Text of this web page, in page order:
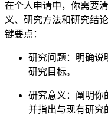
在个人申请中，你需要
义、研究方法和研究结
键要点：
研究问题：明确说
研究目标。
研究意义：阐明你
并指出与现有研究